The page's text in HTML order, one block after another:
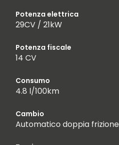
Potenza elettrica
29CV / 21kW
Potenza fiscale
14 CV
Consumo
4.8 l/100km
Cambio
Automatico doppia frizione